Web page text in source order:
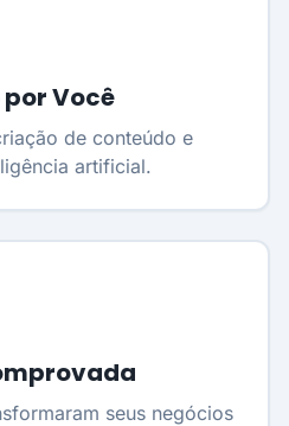
Você
de conteúdo e
artificial.
seus negócios